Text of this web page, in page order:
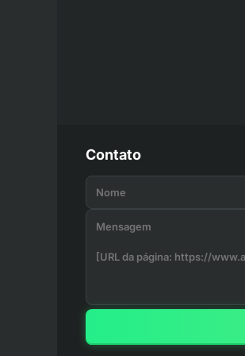
Contato